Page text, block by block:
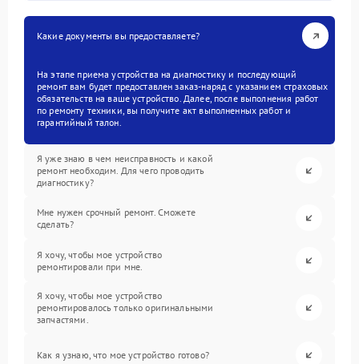
Какие документы вы предоставляете?
На этапе приема устройства на диагностику и последующий
ремонт вам будет предоставлен заказ-наряд с указанием страховых
обязательств на ваше устройство. Далее, после выполнения работ
по ремонту техники, вы получите акт выполненных работ и
гарантийный талон.
Я уже знаю в чем неисправность и какой
ремонт необходим. Для чего проводить
диагностику?
Мне нужен срочный ремонт. Сможете
сделать?
Я хочу, чтобы мое устройство
ремонтировали при мне.
Я хочу, чтобы мое устройство
ремонтировалось только оригинальными
запчастями.
Как я узнаю, что мое устройство готово?